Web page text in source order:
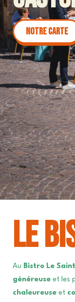
Notre carte
Le
Au Bistro Le
généreuse et les
chaleureuse et